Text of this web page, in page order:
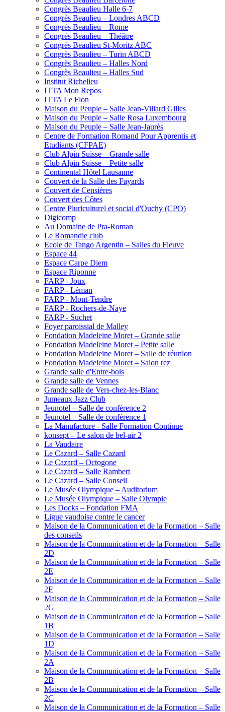
Congrès Beaulieu Halle 6-7
Congrès Beaulieu – Londres ABCD
Congrès Beaulieu – Rome
Congrès Beaulieu – Théâtre
Congrès Beaulieu St-Moritz ABC
Congrès Beaulieu – Turin ABCD
Congrès Beaulieu – Halles Nord
Congrès Beaulieu – Halles Sud
Institut Richelieu
ITTA Mon Repos
ITTA Le Flon
Maison du Peuple – Salle Jean-Villard Gilles
Maison du Peuple – Salle Rosa Luxembourg
Maison du Peuple – Salle Jean-Jaurès
Centre de Formation Romand Pour Apprentis et
Etudiants (CFPAE)
Club Alpin Suisse – Grande salle
Club Alpin Suisse – Petite salle
Continental Hôtel Lausanne
Couvert de la Salle des Fayards
Couvert de Censières
Couvert des Côtes
Centre Pluriculturel et social d'Ouchy (CPO)
Digicomp
Au Domaine de Pra-Roman
Le Romandie club
Ecole de Tango Argentin – Salles du Fleuve
Espace 44
Espace Carpe Diem
Espace Riponne
FARP - Joux
FARP - Léman
FARP - Mont-Tendre
FARP - Rochers-de-Naye
FARP - Suchet
Foyer paroissial de Malley
Fondation Madeleine Moret – Grande salle
Fondation Madeleine Moret – Petite salle
Fondation Madeleine Moret – Salle de réunion
Fondation Madeleine Moret – Salon rez
Grande salle d'Entre-bois
Grande salle de Vennes
Grande salle de Vers-chez-les-Blanc
Jumeaux Jazz Club
Jeunotel – Salle de conférence 2
Jeunotel – Salle de conférence 1
La Manufacture - Salle Formation Continue
konsept – Le salon de bel-air 2
La Vaudaire
Le Cazard – Salle Cazard
Le Cazard – Octogone
Le Cazard – Salle Rambert
Le Cazard – Salle Conseil
Le Musée Olympique – Auditorium
Le Musée Olympique – Salle Olympie
Les Docks – Fondation FMA
Ligue vaudoise contre le cancer
Maison de la Communication et de la Formation – Salle
des conseils
Maison de la Communication et de la Formation – Salle
2D
Maison de la Communication et de la Formation – Salle
2E
Maison de la Communication et de la Formation – Salle
2F
Maison de la Communication et de la Formation – Salle
2G
Maison de la Communication et de la Formation – Salle
1B
Maison de la Communication et de la Formation – Salle
1D
Maison de la Communication et de la Formation – Salle
2A
Maison de la Communication et de la Formation – Salle
2B
Maison de la Communication et de la Formation – Salle
2C
Maison de la Communication et de la Formation – Salle